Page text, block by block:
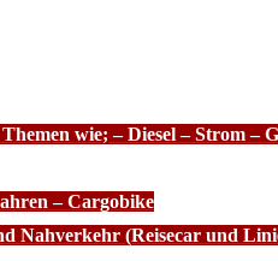
wie; – Diesel – Strom –
– Cargobike
Nahverkehr (Reisecar und